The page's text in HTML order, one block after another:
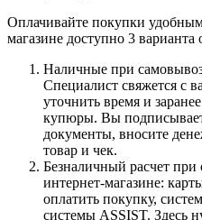
Оплачивайте покупки
магазине доступно 3 варианта
Наличные при
Специалист свяжется с
уточнить время и
купюры. Вы
документы, вносите
товар и чек.
Безналичный расчет
интернет-магазине:
оплатить покупку,
системы ASSIST. Здесь